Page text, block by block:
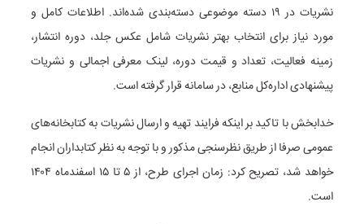
نشریات در ۱۹ دسته موضوعی دسته‌بندی شده‌اند. اطلاعات کامل و
مورد نیاز برای انتخاب بهتر نشریات شامل عکس جلد، دوره انتشار،
زمینه فعالیت، تعداد و قیمت دوره، لینک معرفی اجمالی و نشریات
پیشنهادی اداره‌کل منابع، در سامانه قرار گرفته است.
خدابخش با تاکید بر اینکه فرایند تهیه و ارسال نشریات به کتابخانه‌های
عمومی صرفا از طریق نظرسنجی مذکور و با توجه به نظر کتابداران انجام
خواهد شد، تصریح کرد: زمان اجرای طرح، از ۵ تا ۱۵ اسفندماه ۱۴۰۴
است.